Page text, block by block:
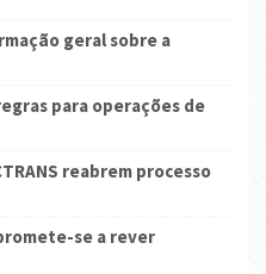
geral sobre a
para operações de
reabrem processo
se a rever